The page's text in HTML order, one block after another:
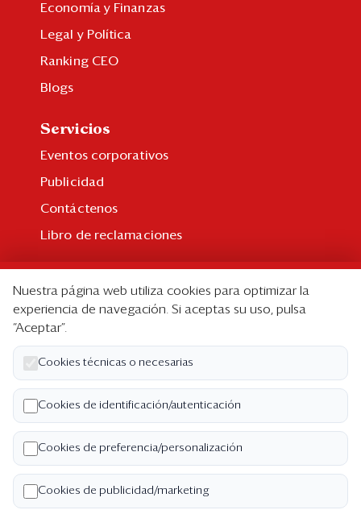
Economía y Finanzas
Legal y Política
Ranking CEO
Blogs
Servicios
Eventos corporativos
Publicidad
Contáctenos
Libro de reclamaciones
Suscripción individual
Paquetes corporativos
Edición Impresa
Nosotros
Quiénes somos
Código de ética
Términos y Condiciones
Nuestra página web utiliza cookies para optimizar la
experiencia de navegación. Si aceptas su uso, pulsa
“Aceptar”.
Cookies técnicas o necesarias
Cookies de identificación/autenticación
Cookies de preferencia/personalización
Cookies de publicidad/marketing